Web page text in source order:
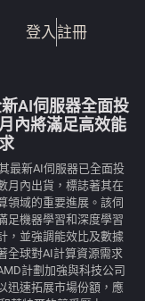
登入註冊
AI伺服器全面投
內將滿足高效能
最新AI伺服器已全面投
月內出貨，標誌著其在
領域的重要進展。該伺
足機器學習和深度學習
，並強調能效比及數據
全球對AI計算資源需求
計劃加強與科技公司
迅速拓展市場份額，應